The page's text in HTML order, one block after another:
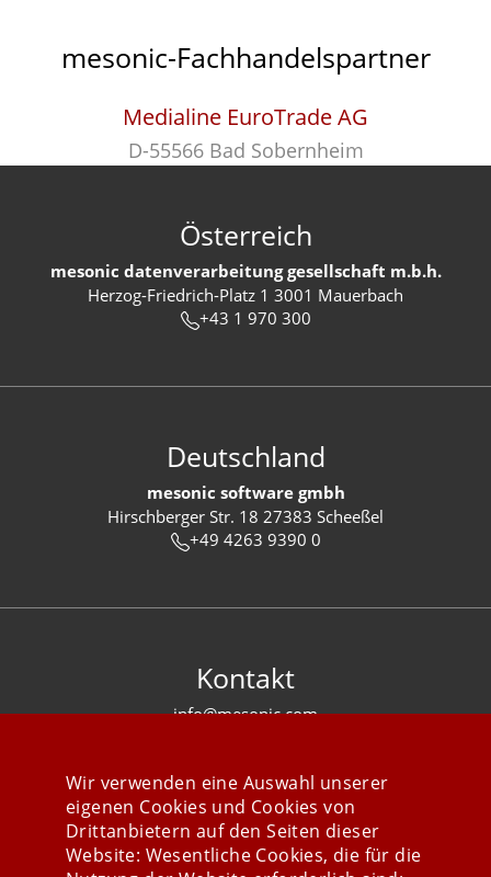
mesonic-Fachhandelspartner
Medialine EuroTrade AG
D-55566 Bad Sobernheim
Österreich
mesonic datenverarbeitung gesellschaft m.b.h.
Herzog-Friedrich-Platz 1 3001 Mauerbach
+43 1 970 300
Deutschland
mesonic software gmbh
Hirschberger Str. 18 27383 Scheeßel
+49 4263 9390 0
Kontakt
info@mesonic.com
Wir verwenden eine Auswahl unserer
eigenen Cookies und Cookies von
Drittanbietern auf den Seiten dieser
Website: Wesentliche Cookies, die für die